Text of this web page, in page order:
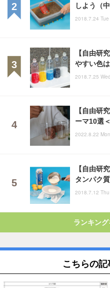
しよう（
2018.7.24
【自由研
やすい色
2018.7.25
【自由研
ーマ10選
2022.8.22
【自由研
タンパク
2018.7.12
ランキン
こちらの